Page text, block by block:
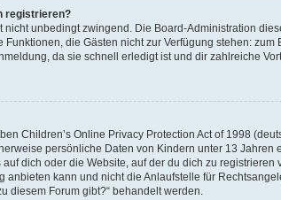
registrieren?
nicht unbedingt zwingend. Die Board-Administration
Funktionen, die Gästen nicht zur Verfügung stehen:
da sie schnell erledigt ist und dir zahlreiche
Children’s Online Privacy Protection Act of 1998
persönliche Daten von Kindern unter 13
dich oder die Website, auf der du dich zu
anbieten kann und nicht die Anlaufstelle für
diesem Forum gibt?“ behandelt werden.